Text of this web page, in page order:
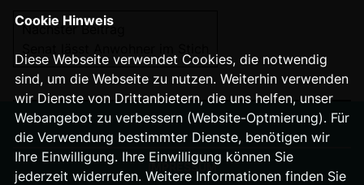
Nächster Beitrag
IMPRESSUM
Cookie Hinweis
Diese Webseite verwendet Cookies, die notwendig
sind, um die Webseite zu nutzen. Weiterhin verwenden
wir Dienste von Drittanbietern, die uns helfen, unser
Webangebot zu verbessern (Website-Optmierung). Für
die Verwendung bestimmter Dienste, benötigen wir
Ihre Einwilligung. Ihre Einwilligung können Sie
jederzeit widerrufen. Weitere Informationen finden Sie